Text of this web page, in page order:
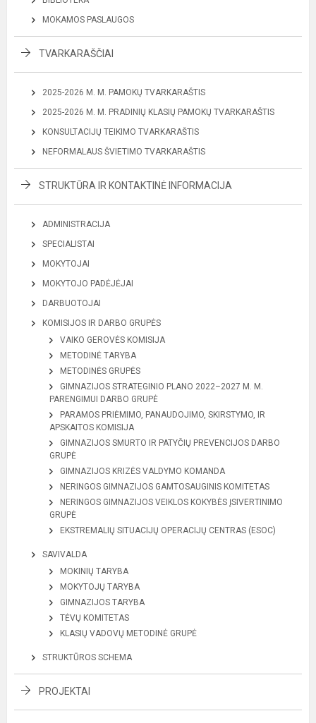
MOKAMOS PASLAUGOS
TVARKARAŠČIAI
2025-2026 M. M. PAMOKŲ TVARKARAŠTIS
2025-2026 M. M. PRADINIŲ KLASIŲ PAMOKŲ TVARKARAŠTIS
KONSULTACIJŲ TEIKIMO TVARKARAŠTIS
NEFORMALAUS ŠVIETIMO TVARKARAŠTIS
STRUKTŪRA IR KONTAKTINĖ INFORMACIJA
ADMINISTRACIJA
SPECIALISTAI
MOKYTOJAI
MOKYTOJO PADĖJĖJAI
DARBUOTOJAI
KOMISIJOS IR DARBO GRUPĖS
VAIKO GEROVĖS KOMISIJA
METODINĖ TARYBA
METODINĖS GRUPĖS
GIMNAZIJOS STRATEGINIO PLANO 2022–2027 M. M.
PARENGIMUI DARBO GRUPĖ
PARAMOS PRIĖMIMO, PANAUDOJIMO, SKIRSTYMO, IR
APSKAITOS KOMISIJA
GIMNAZIJOS SMURTO IR PATYČIŲ PREVENCIJOS DARBO
GRUPĖ
GIMNAZIJOS KRIZĖS VALDYMO KOMANDA
NERINGOS GIMNAZIJOS GAMTOSAUGINIS KOMITETAS
NERINGOS GIMNAZIJOS VEIKLOS KOKYBĖS ĮSIVERTINIMO
GRUPĖ
EKSTREMALIŲ SITUACIJŲ OPERACIJŲ CENTRAS (ESOC)
SAVIVALDA
MOKINIŲ TARYBA
MOKYTOJŲ TARYBA
GIMNAZIJOS TARYBA
TĖVŲ KOMITETAS
KLASIŲ VADOVŲ METODINĖ GRUPĖ
STRUKTŪROS SCHEMA
PROJEKTAI